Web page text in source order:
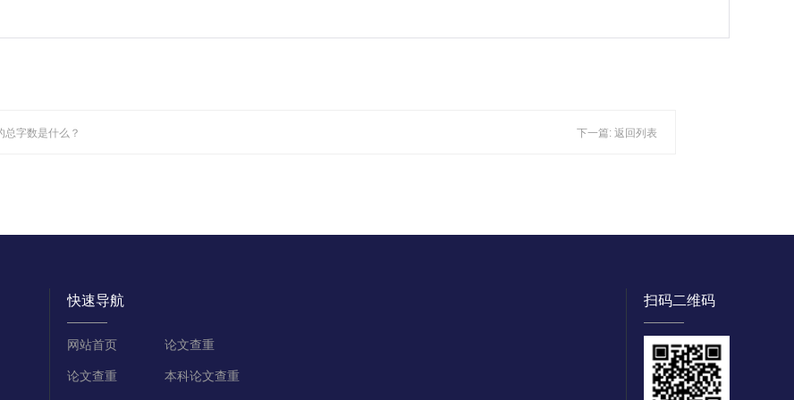
字数是什么？ 下一篇: 返回列表
快速导航 扫码二维码
网站首页 论文查重
论文查重 本科论文查重